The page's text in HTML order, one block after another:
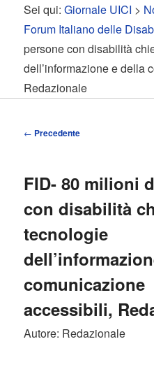
contenuto
principale
contenuto
secondario
Sei qui:Giornale UICI >
Forum Italiano delle
persone con disabilità
dell’informazione e della
Redazionale
Navigazione
← Precedente
FID- 80 milioni
con disabilità
tecnologie
comunicazione
accessibili,
Autore: Redazionale